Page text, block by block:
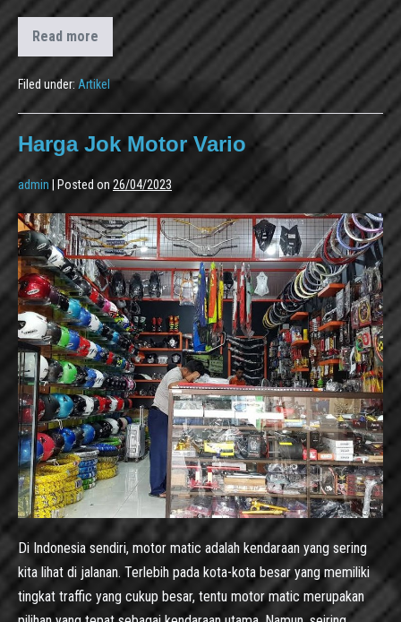
Read more
Filed under: Artikel
Harga Jok Motor Vario
admin Posted on 26/04/2023
Di Indonesia sendiri, motor matic adalah kendaraan yang sering
kita lihat di jalanan. Terlebih pada kota-kota besar yang memiliki
tingkat traffic yang cukup besar, tentu motor matic merupakan